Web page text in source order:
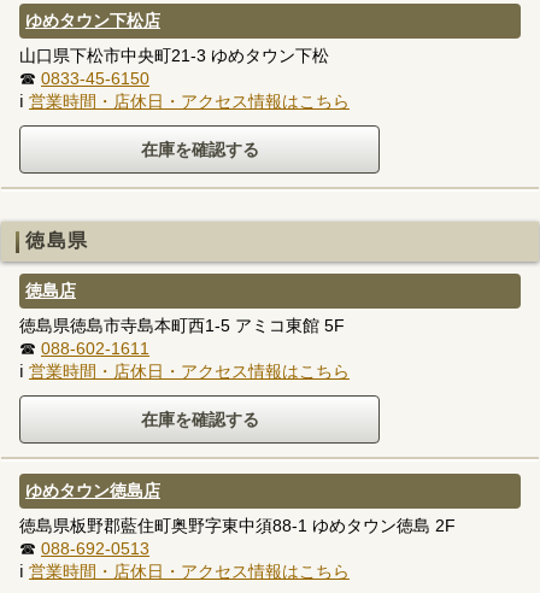
ゆめタウン下松店
山口県下松市中央町21-3 ゆめタウン下松
☎ 0833-45-6150
ℹ 営業時間・店休日・アクセス情報はこちら
徳島県
徳島店
徳島県徳島市寺島本町西1-5 アミコ東館 5F
☎ 088-602-1611
ℹ 営業時間・店休日・アクセス情報はこちら
ゆめタウン徳島店
徳島県板野郡藍住町奥野字東中須88-1 ゆめタウン徳島 2F
☎ 088-692-0513
ℹ 営業時間・店休日・アクセス情報はこちら